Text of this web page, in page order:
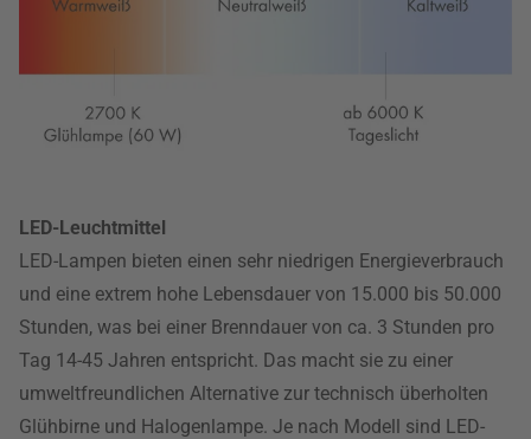
LED-Leuchtmittel
LED-Lampen bieten einen sehr niedrigen Energieverbrauch
und eine extrem hohe Lebensdauer von 15.000 bis 50.000
Stunden, was bei einer Brenndauer von ca. 3 Stunden pro
Tag 14-45 Jahren entspricht. Das macht sie zu einer
umweltfreundlichen Alternative zur technisch überholten
Glühbirne und Halogenlampe. Je nach Modell sind LED-